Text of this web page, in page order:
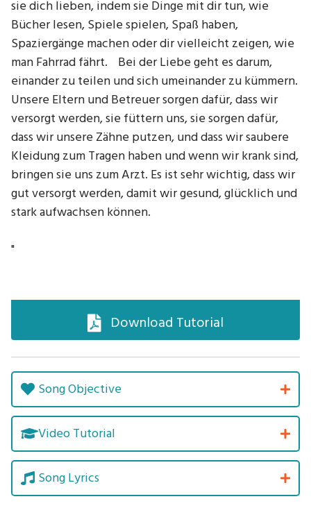
Download Tutorial
sie dich lieben, indem sie Dinge mit dir tun, wie
Bücher lesen, Spiele spielen, Spaß haben,
Spaziergänge machen oder dir vielleicht zeigen, wie
man Fahrrad fährt. Bei der Liebe geht es darum,
einander zu teilen und sich umeinander zu kümmern.
Unsere Eltern und Betreuer sorgen dafür, dass wir
versorgt werden, sie füttern uns, sie sorgen dafür,
dass wir unsere Zähne putzen, und dass wir saubere
Kleidung zum Tragen haben und wenn wir krank sind,
bringen sie uns zum Arzt. Es ist sehr wichtig, dass wir
gut versorgt werden, damit wir gesund, glücklich und
stark aufwachsen können.
"
Song Objective
Video Tutorial
Song Lyrics